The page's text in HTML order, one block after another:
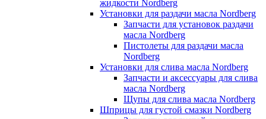
жидкости Nordberg
Установки для раздачи масла Nordberg
Запчасти для установок раздачи
масла Nordberg
Пистолеты для раздачи масла
Nordberg
Установки для слива масла Nordberg
Запчасти и аксессуары для слива
масла Nordberg
Щупы для слива масла Nordberg
Шприцы для густой смазки Nordberg